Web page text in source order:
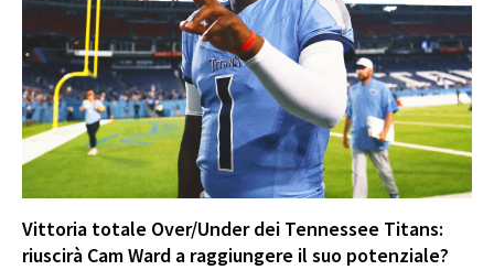
Vittoria totale Over/Under dei Tennessee Titans:
riuscirà Cam Ward a raggiungere il suo potenziale?